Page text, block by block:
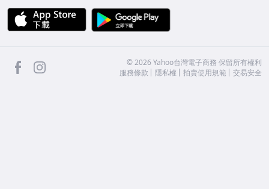
APP Store
facebook ©2026 Yahoo台灣電子商務 保留所有權利
服務條款
隱私權 拍賣使用規範 交易安全